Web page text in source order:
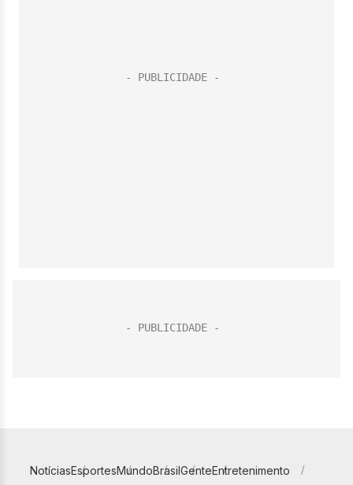
NotíciasEsportesMundoBrasilGenteEntretenimento